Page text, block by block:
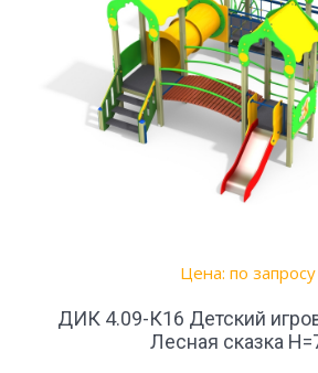
Цена: по запросу
ДИК 4.09-К16 Детский
Лесная сказка